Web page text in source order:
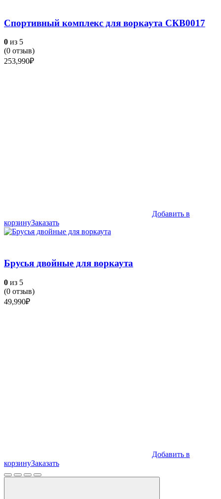
Спортивный комплекс для воркаута СКВ0017
0 из 5
(0 отзыв)
253,990₽
Добавить в
корзинуЗаказать
Брусья двойные для воркаутa
0 из 5
(0 отзыв)
49,990₽
Добавить в
корзинуЗаказать